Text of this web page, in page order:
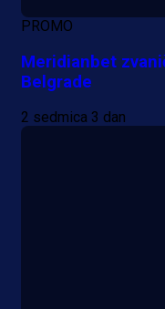
PROMO
Meridianbet
Belgrade
2 sedmica 3 dan